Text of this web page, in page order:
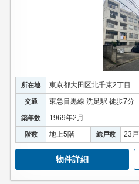
所在地 東京都大田区北千束2丁目
交通 東急目黒線 洗足駅 徒歩7分
築年数 1969年2月
階数 地上5階 総戸数 23戸
物件詳細